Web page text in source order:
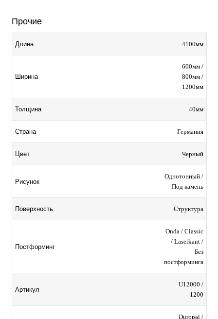
Прочие
Длина 4100мм
Ширина
600мм /
800мм /
1200мм
Толщина 40мм
Страна Германия
Цвет Черный
Рисунок
Однотонный /
Под камень
Поверхность Структура
Постформинг
Onda / Classic
/ Laserkant /
Без
постформинга
Артикул
U12000 /
1200
Duropal /